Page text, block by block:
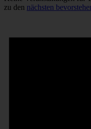
zu den nächsten